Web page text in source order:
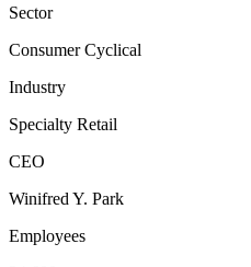
Sector
Consumer Cyclical
Industry
Specialty Retail
CEO
Winifred Y. Park
Employees